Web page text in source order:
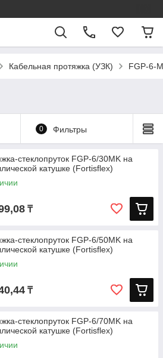
Кабельная протяжка (УЗК) FGP-6-
0 Фильтры
стеклопруток FGP-6/30MK на
катушке (Fortisflex)
₸
стеклопруток FGP-6/50MK на
катушке (Fortisflex)
₸
стеклопруток FGP-6/70MK на
катушке (Fortisflex)